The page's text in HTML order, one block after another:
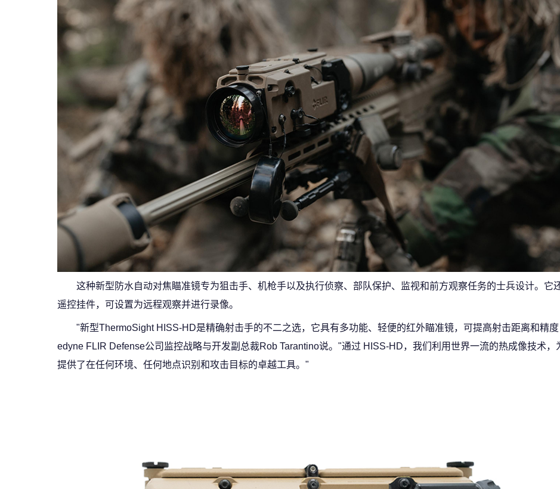
这种新型防水自动对焦瞄准镜专为狙击手、机枪手以及执行侦察、部队保护、监视和前方观察任务的士兵设计。它
遥控挂件，可设置为远程观察并进行录像。
"新型ThermoSight HISS-HD是精确射击手的不二之选，它具有多功能、轻便的红外瞄准镜，可提高射击距离和精度
edyne FLIR Defense公司监控战略与开发副总裁Rob Tarantino说。"通过 HISS-HD，我们利用世界一流的热成像技术，
提供了在任何环境、任何地点识别和攻击目标的卓越工具。"